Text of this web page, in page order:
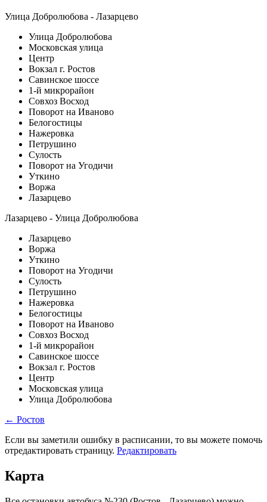
Улица Добролюбова - Лазарцево
Улица Добролюбова
Московская улица
Центр
Вокзал г. Ростов
Савинское шоссе
1-й микрорайон
Совхоз Восход
Поворот на Иваново
Белогостицы
Нажеровка
Петрушино
Сулость
Поворот на Угодичи
Уткино
Воржа
Лазарцево
Лазарцево - Улица Добролюбова
Лазарцево
Воржа
Уткино
Поворот на Угодичи
Сулость
Петрушино
Нажеровка
Белогостицы
Поворот на Иваново
Совхоз Восход
1-й микрорайон
Савинское шоссе
Вокзал г. Ростов
Центр
Московская улица
Улица Добролюбова
← Ростов
Если вы заметили ошибку в расписании, то вы можете помочь
отредактировать страницу. Редактировать
Карта